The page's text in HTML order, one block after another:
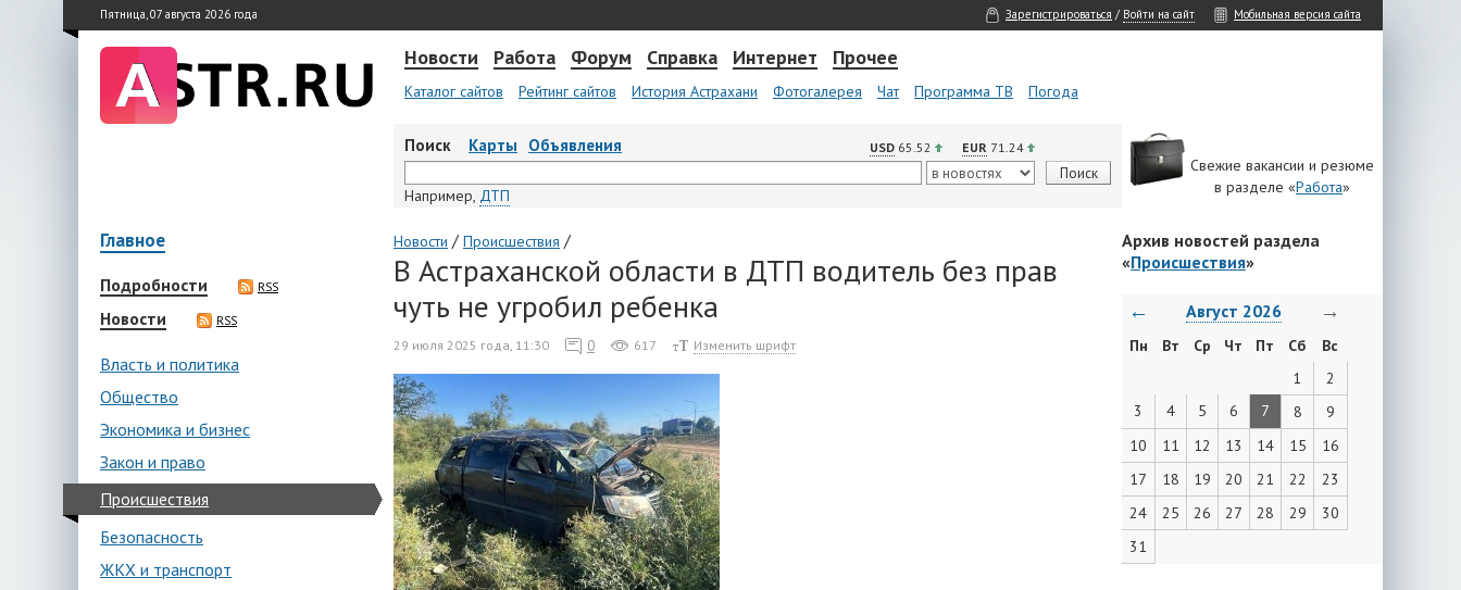
Пятница, 07 августа 2026 года Зарегистрироваться / Войти на сайт Мобильная версия сайта
Новости Работа Форум Справка Интернет Прочее
Каталог сайтов Рейтинг сайтов История Астрахани Фотогалерея Чат Программа ТВ Погода
Поиск Карты Объявления USD 65.52 EUR 71.24
Например, ДТП
Свежие вакансии и резюме
в разделе «Работа»
Главное
Подробности RSS
Новости RSS
Власть и политика
Общество
Экономика и бизнес
Закон и право
Происшествия
Безопасность
ЖКХ и транспорт
Новости / Происшествия /
В Астраханской области в ДТП водитель без прав
чуть не угробил ребенка
29 июля 2025 года, 11:30 0 617 Изменить шрифт
Архив новостей раздела
«Происшествия»
← Август 2026 →
Пн Вт Ср Чт Пт Сб
Вс
1
2
3
4 5 6 7 8
9
10
11 12 13 14 15
16
17
18 19 20 21 22
23
24
25 26 27 28 29
30
31